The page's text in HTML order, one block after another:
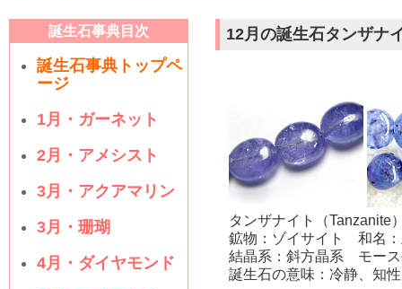
誕生石事典目次
誕生石事典トップペ
ージ
1月・ガーネット
2月・アメシスト
3月・アクアマリン
3月・珊瑚
4月・ダイヤモンド
12月の誕生石タンザナ
タンザナイト（Tanzanite
鉱物：ゾイサイト 和名
結晶系：斜方晶系 モー
誕生石の意味：冷静、知